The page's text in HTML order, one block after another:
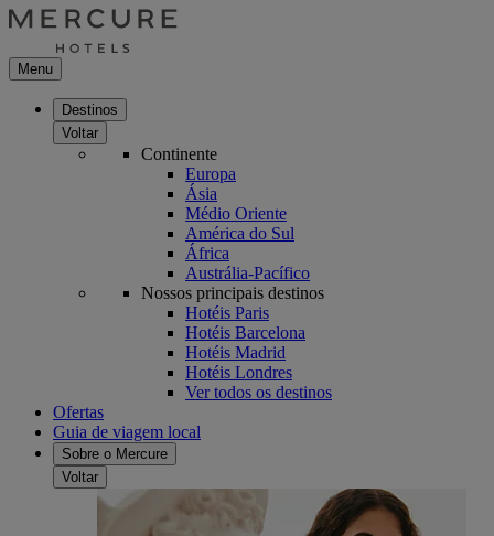
Menu
Destinos
Voltar
Continente
Europa
Ásia
Médio Oriente
América do Sul
África
Austrália-Pacífico
Nossos principais destinos
Hotéis Paris
Hotéis Barcelona
Hotéis Madrid
Hotéis Londres
Ver todos os destinos
Ofertas
Guia de viagem local
Sobre o Mercure
Voltar